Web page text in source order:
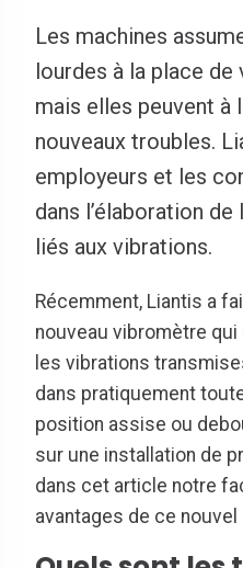
Les machines
lourdes à la place
mais elles peuvent à
nouveaux troubles.
employeurs et les
dans l’élaboration de
liés aux vibrations.
Récemment, Liantis a
nouveau vibromètre
les vibrations
dans pratiquement
position assise ou
sur une installation de
dans cet article notre
avantages de ce nouvel